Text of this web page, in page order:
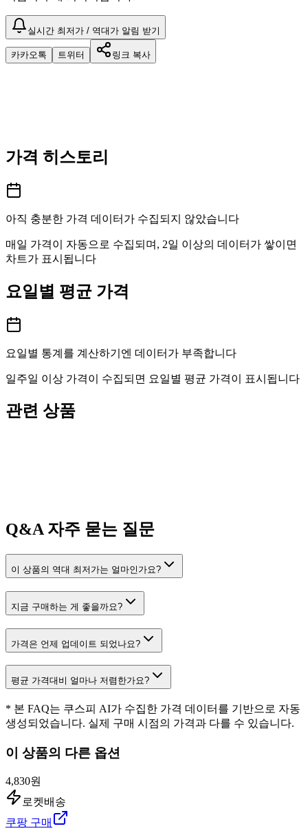
실시간 최저가 / 역대가 알림 받기
카카오톡 트위터 링크 복사
가격 히스토리
아직 충분한 가격 데이터가 수집되지 않았습니다
매일 가격이 자동으로 수집되며, 2일 이상의 데이터가 쌓이면
차트가 표시됩니다
요일별 평균 가격
요일별 통계를 계산하기엔 데이터가 부족합니다
일주일 이상 가격이 수집되면 요일별 평균 가격이 표시됩니다
관련 상품
Q&A자주 묻는 질문
이 상품의 역대 최저가는 얼마인가요?
지금 구매하는 게 좋을까요?
가격은 언제 업데이트 되었나요?
평균 가격대비 얼마나 저렴한가요?
* 본 FAQ는 쿠스피 AI가 수집한 가격 데이터를 기반으로 자동
생성되었습니다. 실제 구매 시점의 가격과 다를 수 있습니다.
이 상품의 다른 옵션
4,830원
로켓배송
쿠팡 구매